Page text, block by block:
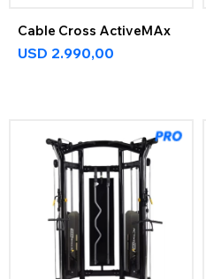
Cable Cross ActiveMAx
USD 2.990,00